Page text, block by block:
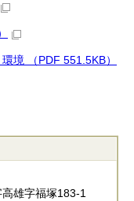
境 （PDF 551.5KB）
雄字福塚183-1